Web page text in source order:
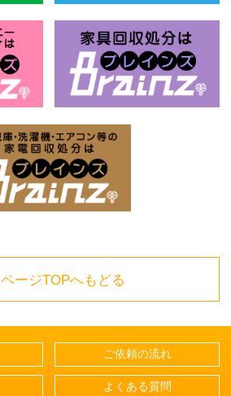
ページTOPへもどる
ご依頼の流れ
よくある質問